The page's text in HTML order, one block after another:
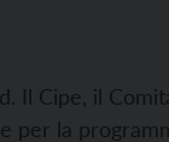
Il Cipe, il
per la